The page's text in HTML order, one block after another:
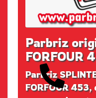
Parbriz
FORFOUR
Parbriz
FORFOUR